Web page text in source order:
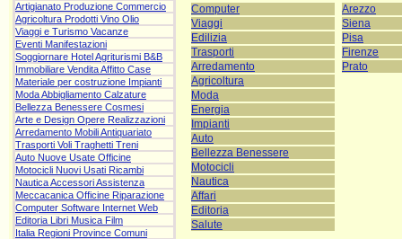
Artigianato Produzione Commercio
Agricoltura Prodotti Vino Olio
Viaggi e Turismo Vacanze
Eventi Manifestazioni
Soggiornare Hotel Agriturismi B&B
Immobiliare Vendita Affitto Case
Materiale per costruzione Impianti
Moda Abbigliamento Calzature
Bellezza Benessere Cosmesi
Arte e Design Opere Realizzazioni
Arredamento Mobili Antiquariato
Trasporti Voli Traghetti Treni
Auto Nuove Usate Officine
Motocicli Nuovi Usati Ricambi
Nautica Accessori Assistenza
Meccacanica Officine Riparazione
Computer Software Internet Web
Editoria Libri Musica Film
Italia Regioni Province Comuni
Computer
Viaggi
Edilizia
Trasporti
Arredamento
Agricoltura
Moda
Energia
Impianti
Auto
Bellezza Benessere
Motocicli
Nautica
Affari
Editoria
Salute
Arezzo
Siena
Pisa
Firenze
Prato